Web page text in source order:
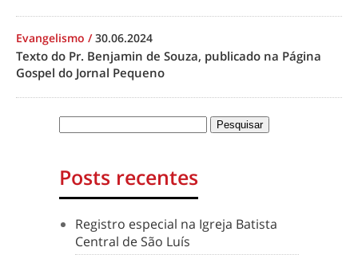
Evangelismo /30.06.2024
Texto do Pr. Benjamin de Souza, publicado na Página
Gospel do Jornal Pequeno
Posts recentes
Registro especial na Igreja Batista
Central de São Luís